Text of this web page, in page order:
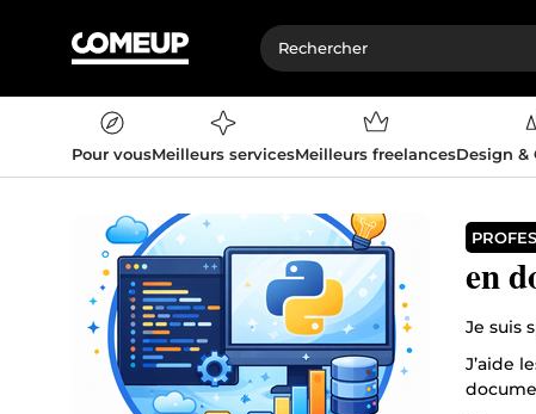
Pour vousMeilleurs servicesMeilleurs freelancesDesign &
en
Je suis
J’aide